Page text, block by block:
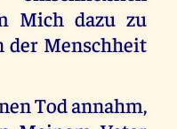
Mich dazu zu
der Menschheit
Tod annahm,